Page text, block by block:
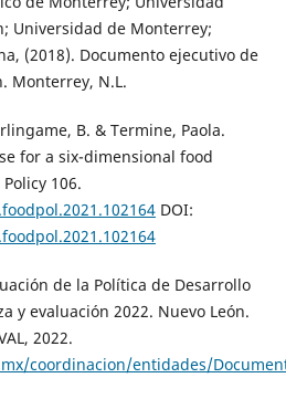
Universidad de Monterrey;
(2018). Documento ejecutivo de
Monterrey, N.L.
B. & Termine, Paola.
for a six-dimensional food
106.
DOI:
de la Política de Desarrollo
y evaluación 2022. Nuevo León.
2022.
coordinacion/entidades/